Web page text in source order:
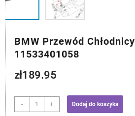
BMW Przewód
11533401058
zł189.95
-
ilość
BMW
+ Dodaj do koszyka